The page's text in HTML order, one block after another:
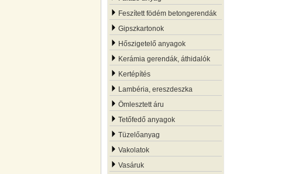
Feszített födém betongerendák
Gipszkartonok
Hőszigetelő anyagok
Kerámia gerendák, áthidalók
Kertépítés
Lambéria, ereszdeszka
Ömlesztett áru
Tetőfedő anyagok
Tüzelőanyag
Vakolatok
Vasáruk